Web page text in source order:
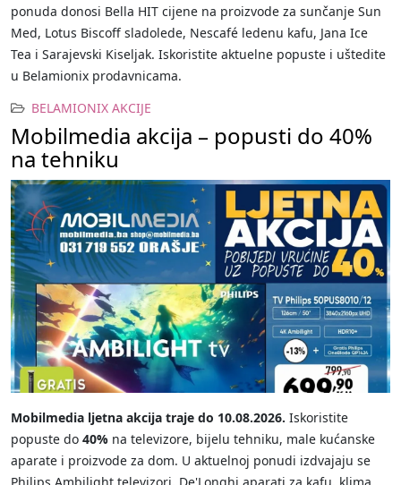
ponuda donosi Bella HIT cijene na proizvode za sunčanje Sun
Med, Lotus Biscoff sladolede, Nescafé ledenu kafu, Jana Ice
Tea i Sarajevski Kiseljak. Iskoristite aktuelne popuste i uštedite
u Belamionix prodavnicama.
BELAMIONIX AKCIJE
Mobilmedia akcija – popusti do 40%
na tehniku
Mobilmedia ljetna akcija traje do 10.08.2026. Iskoristite
popuste do 40% na televizore, bijelu tehniku, male kućanske
aparate i proizvode za dom. U aktuelnoj ponudi izdvajaju se